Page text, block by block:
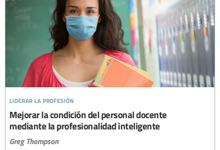
liderar la profesión
Mejorar la condición del personal docente
mediante la profesionalidad inteligente
Greg Thompson